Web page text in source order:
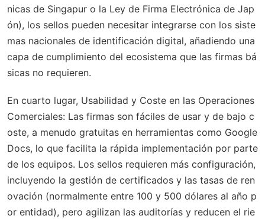
nicas de Singapur o la Ley de Firma Electrónica de Jap
ón), los sellos pueden necesitar integrarse con los siste
mas nacionales de identificación digital, añadiendo una
capa de cumplimiento del ecosistema que las firmas bá
sicas no requieren.
En cuarto lugar, Usabilidad y Coste en las Operaciones
Comerciales: Las firmas son fáciles de usar y de bajo c
oste, a menudo gratuitas en herramientas como Google
Docs, lo que facilita la rápida implementación por parte
de los equipos. Los sellos requieren más configuración,
incluyendo la gestión de certificados y las tasas de ren
ovación (normalmente entre 100 y 500 dólares al año p
or entidad), pero agilizan las auditorías y reducen el rie